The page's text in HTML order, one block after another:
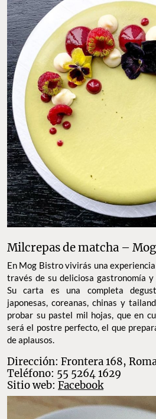
Milcrepas de matcha –
En Mog Bistro vivirás una
través de su deliciosa gastronomía
Su carta es una completa
japonesas, coreanas, chinas y
probar su pastel mil hojas, que en
será el postre perfecto, el que
de aplausos.
Dirección: Frontera 168,
Teléfono: 55 5264 1629
Sitio web: Facebook